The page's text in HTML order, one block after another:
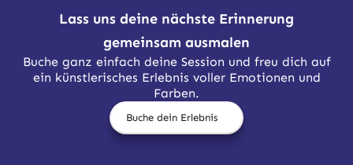
Lass uns deine nächste Erinnerung
gemeinsam ausmalen
Buche ganz einfach deine Session und freu dich auf
ein künstlerisches Erlebnis voller Emotionen und
Farben.
Buche dein Erlebnis